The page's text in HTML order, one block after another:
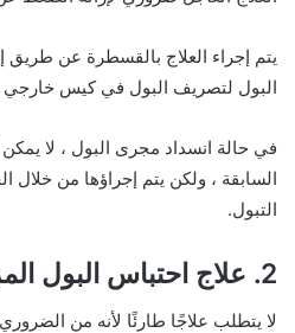
يتم إجراء العلاج بالقسطرة عن
البول لتصريف البول في كيس خارجي
في حالة انسداد مجرى البول ، لا يمكن
السابقة ، ولكن يتم إجراؤها من خلال
التبول.
2. علاج احتباس البول المزمن
لا يتطلب علاجًا طارئًا لأنه من